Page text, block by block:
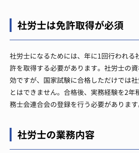
社労士は免許取得が必須
社労士になるためには、年に1回行われる
許を取得する必要があります。社労士の
効ですが、国家試験に合格しただけでは
とはできません。合格後、実務経験を2年
務士会連合会の登録を行う必要があります
社労士の業務内容